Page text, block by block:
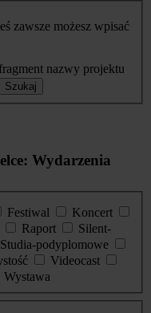
zawsze możesz wpisać
nazwy projektu
Szukaj
Wydarzenia
Festiwal
Koncert
Raport
Silent-
Studia-podyplomowe
Videocast
Wystawa